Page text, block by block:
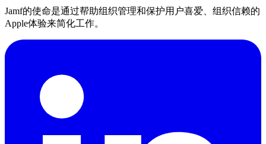
Jamf的使命是通过帮助组织管理和保护用户喜爱、组织信赖的
Apple体验来简化工作。